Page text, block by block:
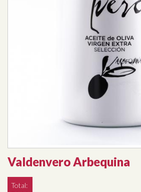
Valdenvero Arbequina
Total: